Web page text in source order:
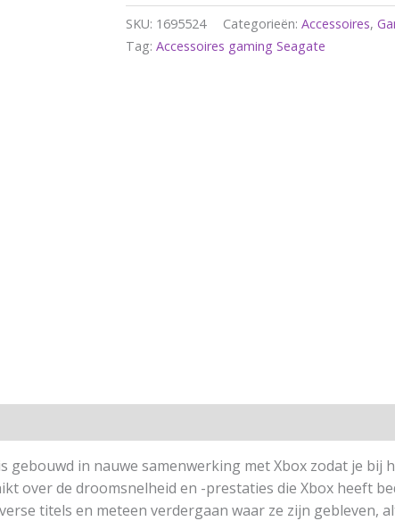
SKU: 1695524 Categorieën:Accessoires,
Tag:Accessoires gaming Seagate
gebouwd in nauwe samenwerking met Xbox zodat je bij
over de droomsnelheid en -prestaties die Xbox heeft
titels en meteen verdergaan waar ze zijn gebleven,